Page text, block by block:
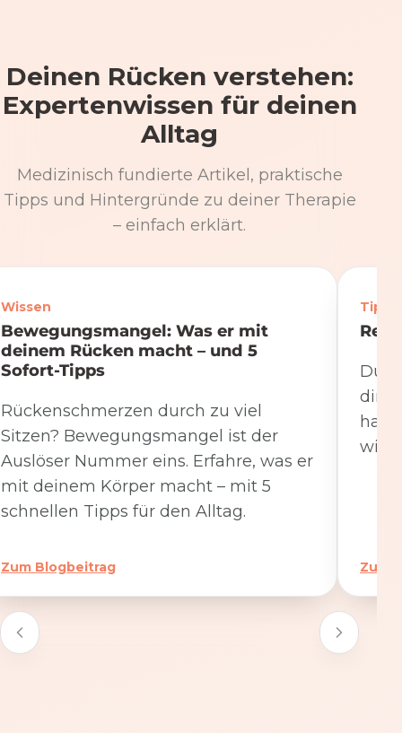
Deinen Rücken verstehen:
Expertenwissen für deinen
Alltag
Medizinisch fundierte Artikel, praktische
Tipps und Hintergründe zu deiner Therapie
– einfach erklärt.
Wissen
Bewegungsmangel: Was er mit
deinem Rücken macht – und 5
Sofort-Tipps
Rückenschmerzen durch zu viel
Sitzen? Bewegungsmangel ist der
Auslöser Nummer eins. Erfahre, was er
mit deinem Körper macht – mit 5
schnellen Tipps für den Alltag.
Zum Blogbeitrag
Tipps
Du
hat.
Zum